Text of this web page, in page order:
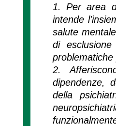
1. Per area
intende
salute
di
2.
dipendenze,
della